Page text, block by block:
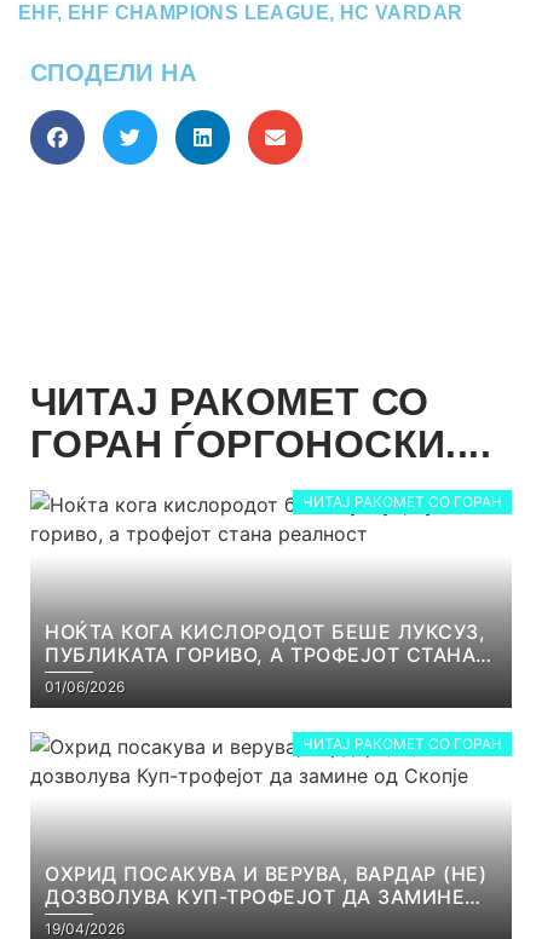
EHF, EHF CHAMPIONS LEAGUE, HC VARDAR
СПОДЕЛИ НА
ЧИТАЈ РАКОМЕТ СО
ГОРАН ЃОРГОНОСКИ....
ЧИТАЈ РАКОМЕТ СО ГОРАН
НОЌТА КОГА КИСЛОРОДОТ БЕШЕ ЛУКСУЗ,
ПУБЛИКАТА ГОРИВО, А ТРОФЕЈОТ СТАНА
РЕАЛНОСТ
01/06/2026
ЧИТАЈ РАКОМЕТ СО ГОРАН
ОХРИД ПОСАКУВА И ВЕРУВА, ВАРДАР (НЕ)
ДОЗВОЛУВА КУП-ТРОФЕЈОТ ДА ЗАМИНЕ
ОД СКОПЈЕ
19/04/2026